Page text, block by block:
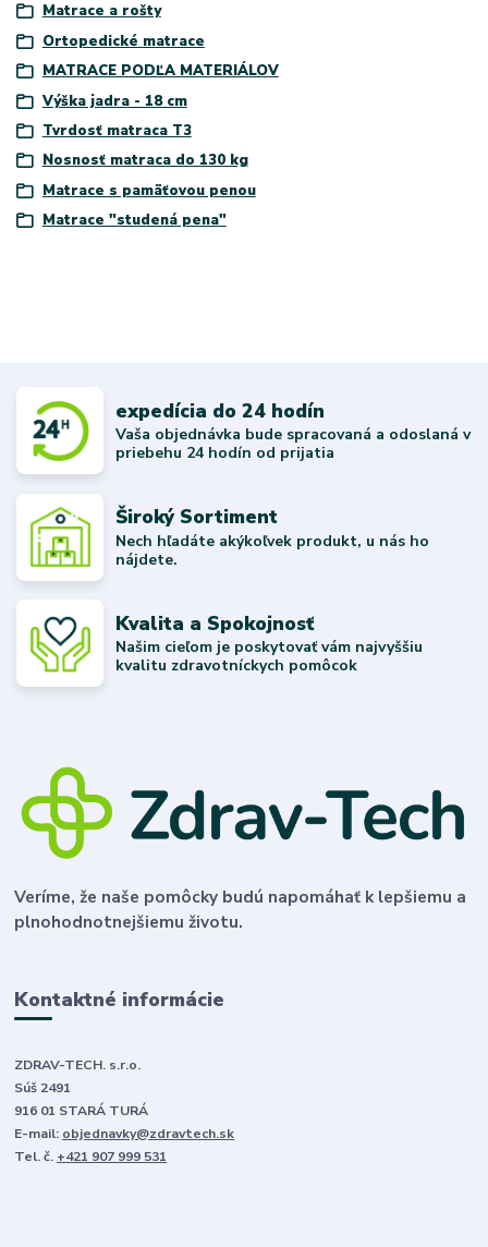
Matrace a rošty
Ortopedické matrace
MATRACE PODĽA MATERIÁLOV
Výška jadra - 18 cm
Tvrdosť matraca T3
Nosnosť matraca do 130 kg
Matrace s pamäťovou penou
Matrace "studená pena"
expedícia do 24 hodín
Vaša objednávka bude spracovaná a odoslaná v
priebehu 24 hodín od prijatia
Široký Sortiment
Nech hľadáte akýkoľvek produkt, u nás ho
nájdete.
Kvalita a Spokojnosť
Našim cieľom je poskytovať vám najvyššiu
kvalitu zdravotníckych pomôcok
Veríme, že naše pomôcky budú napomáhať k lepšiemu a
plnohodnotnejšiemu životu.
Kontaktné informácie
ZDRAV-TECH. s.r.o.
Súš 2491
916 01 STARÁ TURÁ
E-mail: objednavky@zdravtech.sk
Tel. č. +421 907 999 531